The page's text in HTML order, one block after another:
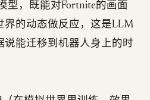
型，既能对Fortnite的画面
界的动态做反应，这是LLM
说能迁移到机器人身上的时